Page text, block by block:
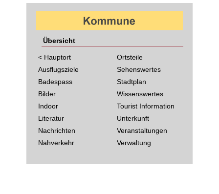
Übersicht
< Hauptort
Ausflugsziele
Badespass
Bilder
Indoor
Literatur
Nachrichten
Nahverkehr
Ortsteile
Sehenswertes
Stadtplan
Wissenswertes
Tourist Information
Unterkunft
Veranstaltungen
Verwaltung